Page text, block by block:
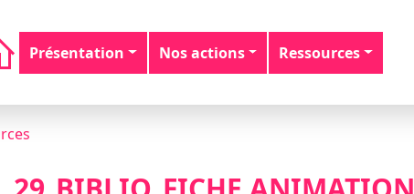
principale
Présentation Nos actions Ressources